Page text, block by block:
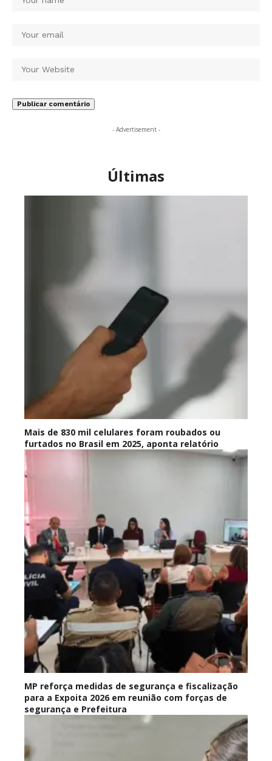
- Advertisement -
Últimas
Mais de 830 mil celulares foram roubados ou
furtados no Brasil em 2025, aponta relatório
MP reforça medidas de segurança e fiscalização
para a Expoita 2026 em reunião com forças de
segurança e Prefeitura